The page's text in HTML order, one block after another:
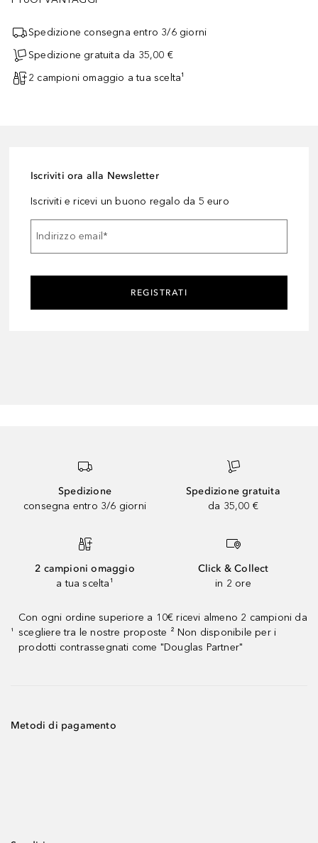
Spedizione consegna entro 3/6 giorni
Spedizione gratuita da 35,00 €
2 campioni omaggio a tua scelta¹
Iscriviti ora alla Newsletter
Iscriviti e ricevi un buono regalo da 5 euro
Indirizzo email*
REGISTRATI
Spedizione
consegna entro 3/6 giorni
Spedizione gratuita
da 35,00 €
2 campioni omaggio
a tua scelta¹
Click & Collect
in 2 ore
¹
Con ogni ordine superiore a 10€ ricevi almeno 2 campioni da
scegliere tra le nostre proposte ² Non disponibile per i
prodotti contrassegnati come "Douglas Partner"
Metodi di pagamento